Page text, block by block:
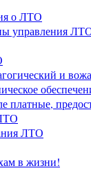
о ЛТО
управления
и
платные,
ЛТО
в жизни!